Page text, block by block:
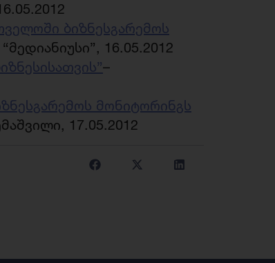
ბიზნესგარემოს
16.05.2012
–
მონიტორინგს
17.05.2012